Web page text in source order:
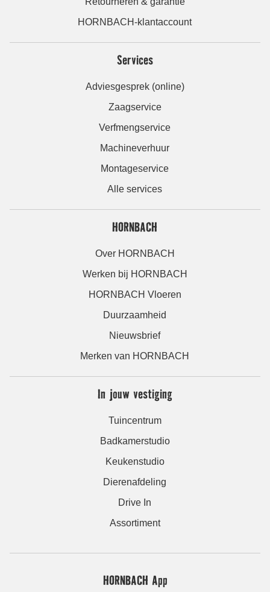
HORNBACH-klantaccount
Services
Adviesgesprek (online)
Zaagservice
Verfmengservice
Machineverhuur
Montageservice
Alle services
HORNBACH
Over HORNBACH
Werken bij HORNBACH
HORNBACH Vloeren
Duurzaamheid
Nieuwsbrief
Merken van HORNBACH
In jouw vestiging
Tuincentrum
Badkamerstudio
Keukenstudio
Dierenafdeling
Drive In
Assortiment
HORNBACH App